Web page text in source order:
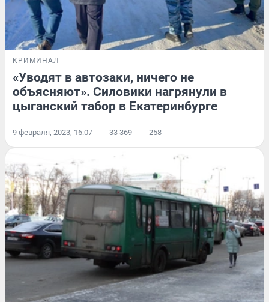
КРИМИНАЛ
«Уводят в автозаки, ничего не
объясняют». Силовики нагрянули в
цыганский табор в Екатеринбурге
9 февраля, 2023, 16:07 33 369 258